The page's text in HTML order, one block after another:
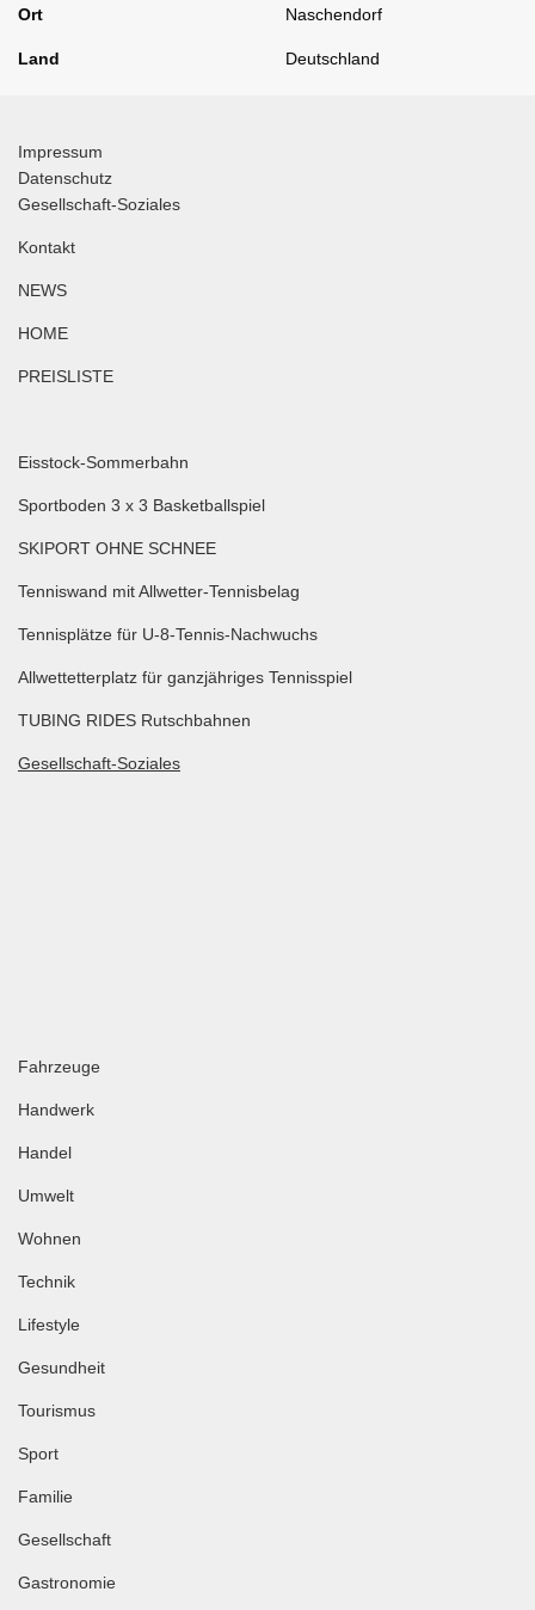
Ort Naschendorf
Land Deutschland
Impressum
Datenschutz
Gesellschaft-Soziales
Kontakt
NEWS
HOME
PREISLISTE
Eisstock-Sommerbahn
Sportboden 3 x 3 Basketballspiel
SKIPORT OHNE SCHNEE
Tenniswand mit Allwetter-Tennisbelag
Tennisplätze für U-8-Tennis-Nachwuchs
Allwettetterplatz für ganzjähriges Tennisspiel
TUBING RIDES Rutschbahnen
Gesellschaft-Soziales
Fahrzeuge
Handwerk
Handel
Umwelt
Wohnen
Technik
Lifestyle
Gesundheit
Tourismus
Sport
Familie
Gesellschaft
Gastronomie